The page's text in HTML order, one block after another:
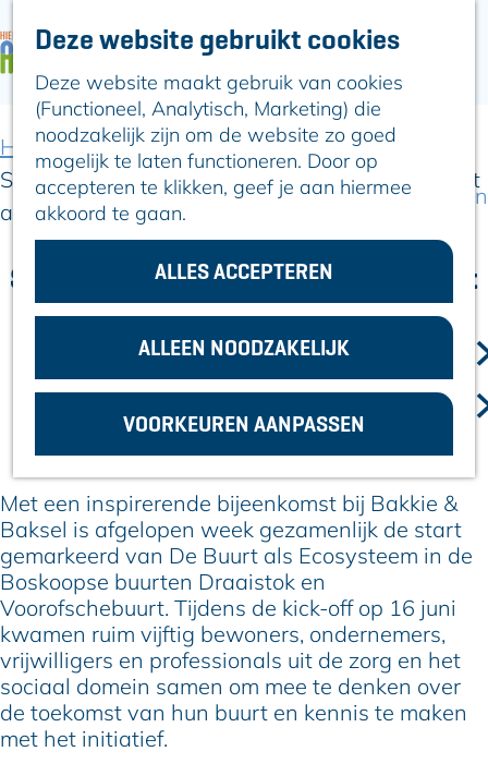
Deze website gebruikt cookies
Deze website maakt gebruik van cookies
(Functioneel, Analytisch, Marketing) die
noodzakelijk zijn om de website zo goed
mogelijk te laten functioneren. Door op
accepteren te klikken, geef je aan hiermee
akkoord te gaan.
ALLES ACCEPTEREN
ALLEEN NOODZAKELIJK
VOORKEUREN AANPASSEN
n
a
a
r
h
ARTIKELEN
Hier is Boskoop
Lekker Lokaal
Ontdek het
Erfgoed
Natuurlijk genieten
In en om Alphen
Kleuren van de
toren
VOOR
ONDERNEMERS
Home
Artikelen
Succesvolle kick-off markeert start van De Buurt
als Ecosysteem in Boskoop
Succesvolle kick-off markeert start
van De Buurt als Ecosysteem in
Boskoop
22 juni 2026 | | |
Met een inspirerende bijeenkomst bij Bakkie &
Baksel is afgelopen week gezamenlijk de start
gemarkeerd van De Buurt als Ecosysteem in de
Boskoopse buurten Draaistok en
Voorofschebuurt. Tijdens de kick-off op 16 juni
kwamen ruim vijftig bewoners, ondernemers,
vrijwilligers en professionals uit de zorg en het
sociaal domein samen om mee te denken over
de toekomst van hun buurt en kennis te maken
met het initiatief.